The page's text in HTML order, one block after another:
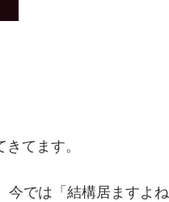
てます。
では「結構居ますよ